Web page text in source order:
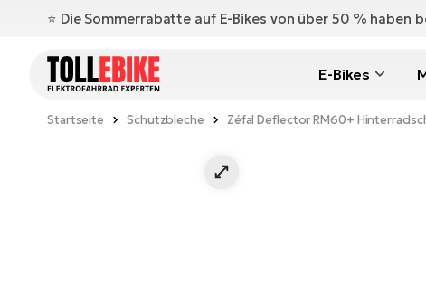
⭐️ Die Sommerrabatte auf E-Bikes von über 50 % haben
E-Bikes
Startseite Schutzbleche Zéfal Deflector RM60+